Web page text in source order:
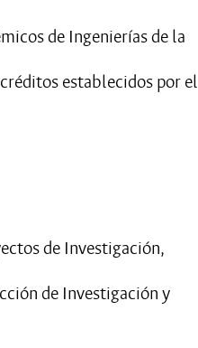
de Ingenierías de la
establecidos por el
de Investigación,
de Investigación y